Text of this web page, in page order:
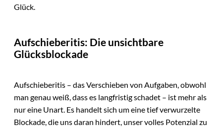
Glück.
Aufschieberitis: Die unsichtbare
Glücksblockade
Aufschieberitis – das Verschieben von Aufgaben, obwohl
man genau weiß, dass es langfristig schadet – ist mehr als
nur eine Unart. Es handelt sich um eine tief verwurzelte
Blockade, die uns daran hindert, unser volles Potenzial zu